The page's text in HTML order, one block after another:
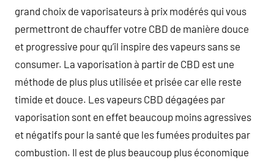
grand choix de vaporisateurs à prix modérés qui vous
permettront de chauffer votre CBD de manière douce
et progressive pour qu’il inspire des vapeurs sans se
consumer. La vaporisation à partir de CBD est une
méthode de plus plus utilisée et prisée car elle reste
timide et douce. Les vapeurs CBD dégagées par
vaporisation sont en effet beaucoup moins agressives
et négatifs pour la santé que les fumées produites par
combustion. Il est de plus beaucoup plus économique